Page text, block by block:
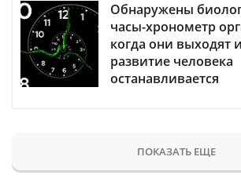
Обнаружены
часы-хронометр
когда они выходят
развитие человека
останавливается
ПОКАЗАТЬ ЕЩЕ